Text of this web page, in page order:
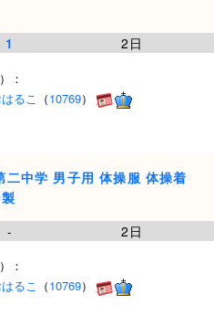
1 2日
：
るこ （10769）
中学 男子用 体操服 体操着
- 2日
：
るこ （10769）